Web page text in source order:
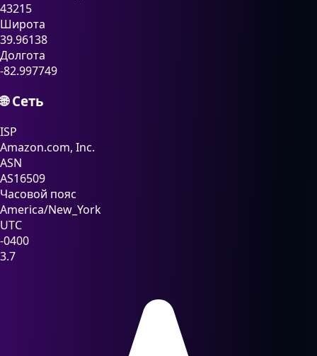
43215
Широта
39.96138
Долгота
-82.997749
🌐 Сеть
ISP
Amazon.com, Inc.
ASN
AS16509
Часовой пояс
America/New_York
UTC
-0400
3.7